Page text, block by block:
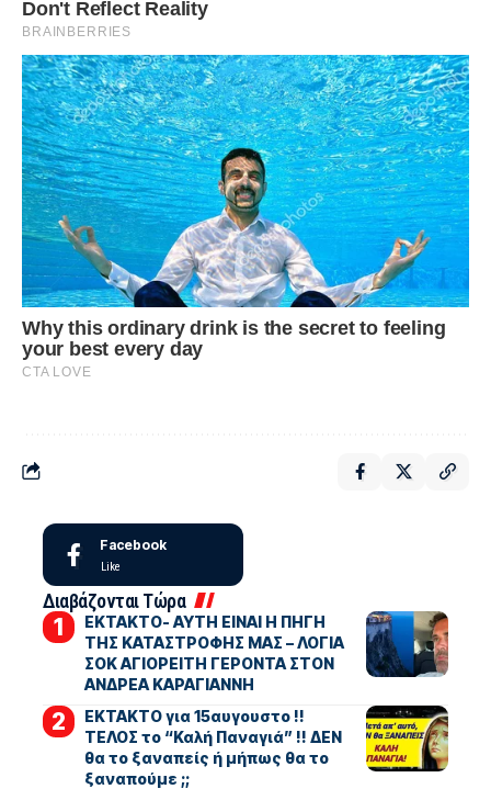
Facebook
Like
Διαβάζονται Τώρα
ΕΚΤΑΚΤΟ- ΑΥΤΗ ΕΙΝΑΙ Η ΠΗΓΗ
ΤΗΣ ΚΑΤΑΣΤΡΟΦΗΣ ΜΑΣ – ΛΟΓΙΑ
ΣΟΚ ΑΓΙΟΡΕΙΤΗ ΓΕΡΟΝΤΑ ΣΤΟΝ
ΑΝΔΡΕΑ ΚΑΡΑΓΙΑΝΝΗ
ΕΚΤΑΚΤΟ για 15αυγουστο !!
ΤΕΛΟΣ το “Καλή Παναγιά” !! ΔΕΝ
θα το ξαναπείς ή μήπως θα το
ξαναπούμε ;;